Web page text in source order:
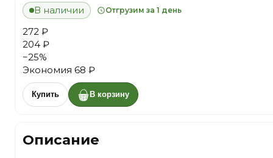
В наличии Отгрузим за 1 день
272 ₽
204 ₽
−25%
Экономия 68 ₽
Купить В корзину
Описание